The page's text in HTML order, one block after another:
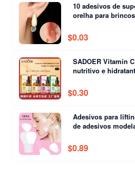
10 adesivos de
$0.03
SADOER Vitamin
nutritivo e
$0.30
Adesivos para
de adesivos
$0.89